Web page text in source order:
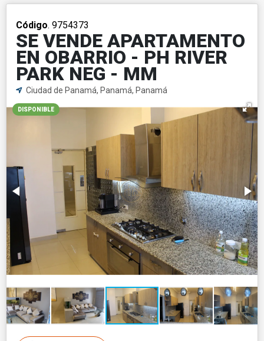
Código. 9754373
SE VENDE APARTAMENTO
EN OBARRIO - PH RIVER
PARK NEG - MM
Ciudad de Panamá, Panamá, Panamá
DISPONIBLE